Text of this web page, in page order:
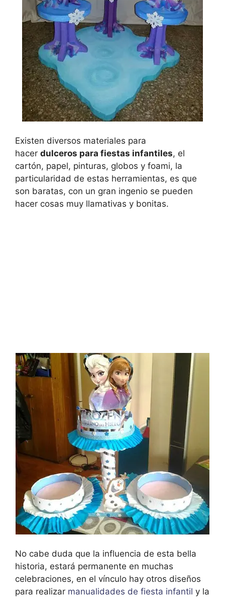
Existen diversos materiales para
hacer dulceros para fiestas infantiles, el
cartón, papel, pinturas, globos y foami, la
particularidad de estas herramientas, es que
son baratas, con un gran ingenio se pueden
hacer cosas muy llamativas y bonitas.
No cabe duda que la influencia de esta bella
historia, estará permanente en muchas
celebraciones, en el vínculo hay otros diseños
para realizar manualidades de fiesta infantil y la